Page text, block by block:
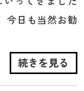
今日も当然お勧
続きを見る